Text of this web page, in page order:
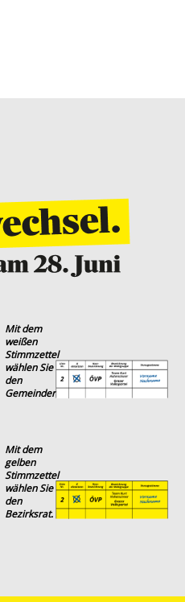
Mit dem
weißen
Stimmzettel
wählen Sie
den
Gemeinderat.
Mit dem
gelben
Stimmzettel
wählen Sie
den
Bezirksrat.